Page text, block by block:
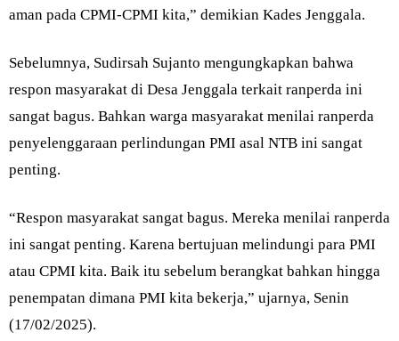
aman pada CPMI-CPMI kita,” demikian Kades Jenggala.
Sebelumnya, Sudirsah Sujanto mengungkapkan bahwa
respon masyarakat di Desa Jenggala terkait ranperda ini
sangat bagus. Bahkan warga masyarakat menilai ranperda
penyelenggaraan perlindungan PMI asal NTB ini sangat
penting.
“Respon masyarakat sangat bagus. Mereka menilai ranperda
ini sangat penting. Karena bertujuan melindungi para PMI
atau CPMI kita. Baik itu sebelum berangkat bahkan hingga
penempatan dimana PMI kita bekerja,” ujarnya, Senin
(17/02/2025).